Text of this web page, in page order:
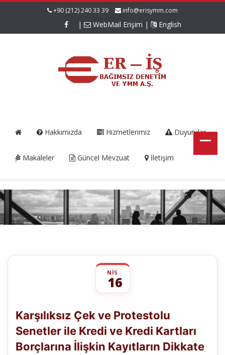
+90 (212) 240 33 39 info@erisymm.com
| WebMail Erişim | English
Hakkımızda Hizmetlerimiz Duyurular
Makaleler Güncel Mevzuat İletişim
NIS
16
ve
Protestolu
Senetler
Kredi
Karşılıksız Çek ve Protestolu
Senetler ile Kredi ve Kredi Kartları
Borçlarına İlişkin Kayıtların Dikkate